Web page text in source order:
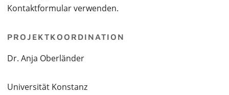
Kontaktformular verwenden.
PROJEKTKOORDINATION
Dr. Anja Oberländer
Universität Konstanz